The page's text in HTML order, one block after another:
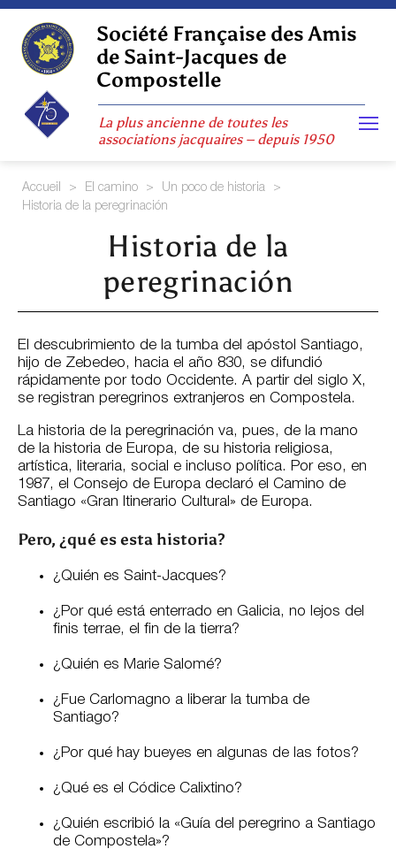
Skip
content
Société Française des Amis
de Saint-Jacques de
Compostelle
La plus ancienne de toutes les
associations jacquaires – depuis 1950
Accueil > El camino > Un poco de historia
>
Historia de la peregrinación
Historia de la
peregrinación
El descubrimiento de la tumba del apóstol Santiago,
hijo de Zebedeo, hacia el año 830, se difundió
rápidamente por todo Occidente. A partir del siglo X,
se registran peregrinos extranjeros en Compostela.
La historia de la peregrinación va, pues, de la mano
de la historia de Europa, de su historia religiosa,
artística, literaria, social e incluso política. Por eso, en
1987, el Consejo de Europa declaró el Camino de
Santiago «Gran Itinerario Cultural» de Europa.
Pero, ¿qué es esta historia?
¿Quién es Saint-Jacques?
¿Por qué está enterrado en Galicia, no lejos del
finis terrae, el fin de la tierra?
¿Quién es Marie Salomé?
¿Fue Carlomagno a liberar la tumba de
Santiago?
¿Por qué hay bueyes en algunas de las fotos?
¿Qué es el Códice Calixtino?
¿Quién escribió la «Guía del peregrino a Santiago
de Compostela»?